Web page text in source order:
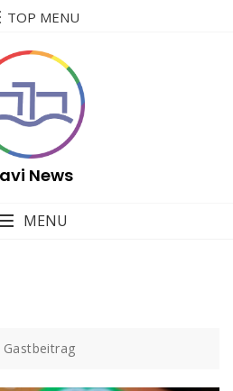
TOP MENU
News
MENU